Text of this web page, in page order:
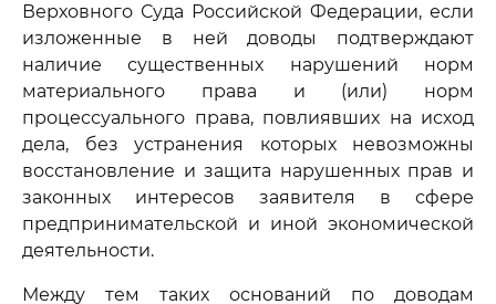
Верховного Суда Российской Федерации, если
изложенные в ней доводы подтверждают
наличие существенных нарушений норм
материального права и (или) норм
процессуального права, повлиявших на исход
дела, без устранения которых невозможны
восстановление и защита нарушенных прав и
законных интересов заявителя в сфере
предпринимательской и иной экономической
деятельности.
Между тем таких оснований по доводам